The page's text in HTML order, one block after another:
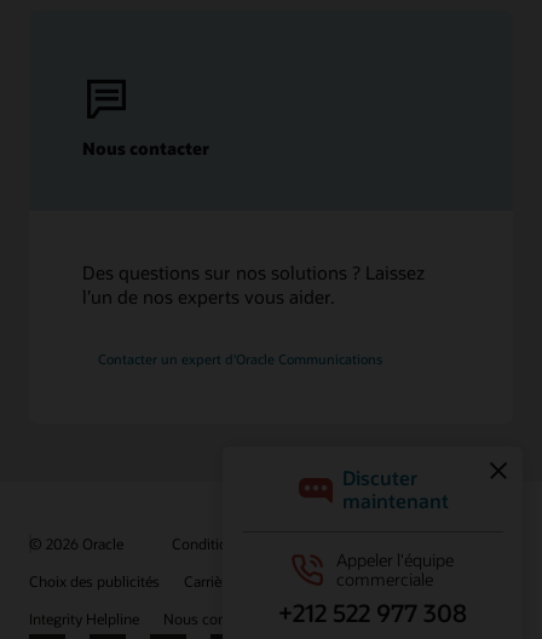
Nous contacter
Des questions sur nos solutions ? Laissez
l’un de nos experts vous aider.
Contacter un expert d'Oracle Communications
© 2026 Oracle
Conditions d'utilisation et confidentialité
Choix des publicités
Carrières
S'abonner aux e-mails
Integrity Helpline
Nous contacter